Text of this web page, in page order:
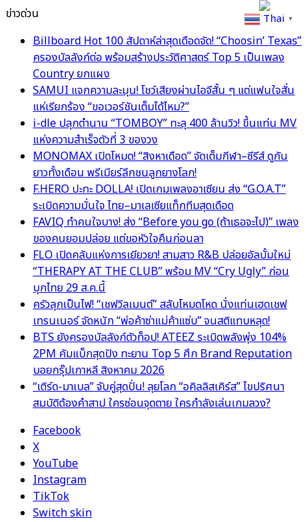
ข่าวด่วน
Billboard Hot 100 สัปดาห์ล่าสุดเดือดจัด! “Choosin’ Texas”
ครองบัลลังก์ต่อ พร้อมสร้างประวัติศาสตร์ Top 5 เป็นเพลง
Country ยกแผง
SAMUI แจกความละมุน! โชว์เสียงผ่านไอจีสั้น ๆ แต่แฟนใจสั่น
แห่เรียกร้อง “ขอเวอร์ชันเต็มได้ไหม?”
i-dle ปลุกตำนาน “TOMBOY” ทะลุ 400 ล้านวิว! ขึ้นแท่น MV
แห่งความสำเร็จตัวที่ 3 ของวง
MONOMAX เปิดโหมด! “สิงหาเดือด” จัดเต็มกีฬา–ซีรีส์ ดูกัน
ยาวทั้งเดือน พรีเมียร์ลีกชนลูกยางโลก!
F.HERO ปะทะ DOLLA! เปิดเกมเพลงอาเซียน ส่ง “G.O.A.T”
ระเบิดความมั่นใจ ไทย–มาเลเซียแท็กทีมสุดเดือด
FAVIQ ทำคนใจบาง! ส่ง “Before you go (ถ้าเธอจะไป)” เพลง
ของคนยอมปล่อย แต่ขอหัวใจคืนก่อนลา
FLO เปิดคลับแห่งการเยียวยา! สามสาว R&B ปล่อยอัลบั้มใหม่
“THERAPY AT THE CLUB” พร้อม MV “Cry Ugly” ก่อน
บุกไทย 29 ส.ค.นี้
ครัวลุกเป็นไฟ! “เชฟวิลเมนต์” สลับโหมดโหด นั่งแท่นเฮดเชฟ
เทรนเนอร์ จัดหนัก “พ่อค้าซ่าแม่ค้าแซ่บ” จนสติแทบหลุด!
BTS ยังครองบัลลังก์ตัวท็อป! ATEEZ ระเบิดพลังพุ่ง 104%
2PM คัมแบ็กสุดปัง ทะยาน Top 5 ศึก Brand Reputation
บอยกรุ๊ปเกาหลี สิงหาคม 2026
“เติร์ด-มาเบล” จับคู่สุดปั่น! ลุยโลก “อคิลลิสเคิร์ส” ไขปริศนา
สมบัติต้องคำสาป ใครซ่อนจุดตาย ใครกำลังเล่นเกมลวง?
Facebook
X
YouTube
Instagram
TikTok
Switch skin
Thai ▼